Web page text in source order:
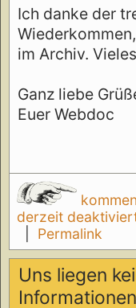
Ich danke der
im Archiv.
Ganz liebe
Euer Webdoc
derzeit
Permalink
Uns liegen